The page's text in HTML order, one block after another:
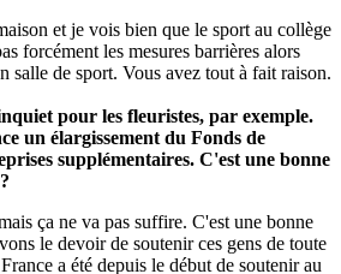
et je vois bien que le sport au collège
forcément les mesures barrières alors
salle de sport. Vous avez tout à fait raison.
pour les fleuristes, par exemple.
un élargissement du Fonds de
supplémentaires. C'est une bonne
ça ne va pas suffire. C'est une bonne
le devoir de soutenir ces gens de toute
a été depuis le début de soutenir au